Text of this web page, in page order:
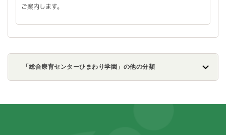
ご案内します。
「総合療育センターひまわり学園」の他の分類